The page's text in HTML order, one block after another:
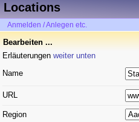
Locations
Anmelden / Anlegen etc.
Bearbeiten ...
Erläuterungen weiter unten
Name
URL
Region